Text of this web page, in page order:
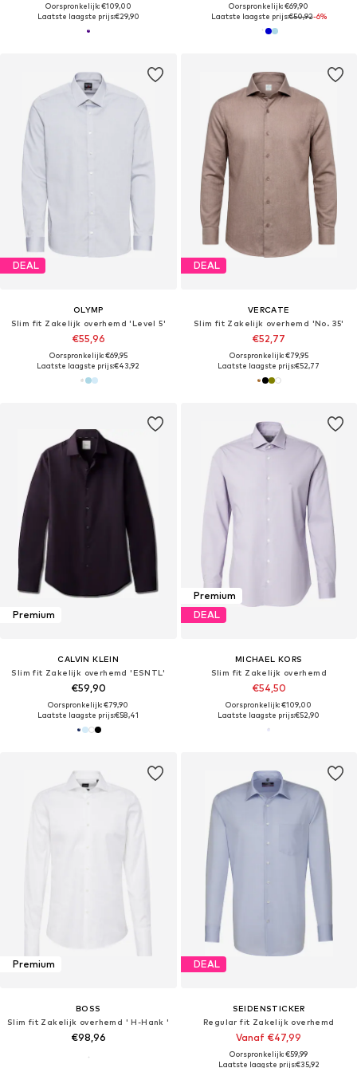
Oorspronkelijk: €109,00
Laatste laagste prijs:€29,90
Oorspronkelijk: €69,90
Laatste laagste prijs:€50,92-6%
DEAL
OLYMP
Slim fit Zakelijk overhemd 'Level 5'
€55,96
Oorspronkelijk: €69,95
Laatste laagste prijs:€43,92
DEAL
VERCATE
Slim fit Zakelijk overhemd 'No. 35'
€52,77
Oorspronkelijk: €79,95
Laatste laagste prijs:€52,77
Premium
CALVIN KLEIN
Slim fit Zakelijk overhemd 'ESNTL'
€59,90
Oorspronkelijk: €79,90
Laatste laagste prijs:€58,41
Premium
DEAL
MICHAEL KORS
Slim fit Zakelijk overhemd
€54,50
Oorspronkelijk: €109,00
Laatste laagste prijs:€52,90
Premium
BOSS
Slim fit Zakelijk overhemd ' H-Hank '
€98,96
DEAL
SEIDENSTICKER
Regular fit Zakelijk overhemd
Vanaf €47,99
Oorspronkelijk: €59,99
Laatste laagste prijs:€35,92